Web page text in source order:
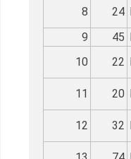
8 24
9
45
10
22
11 20
12 32